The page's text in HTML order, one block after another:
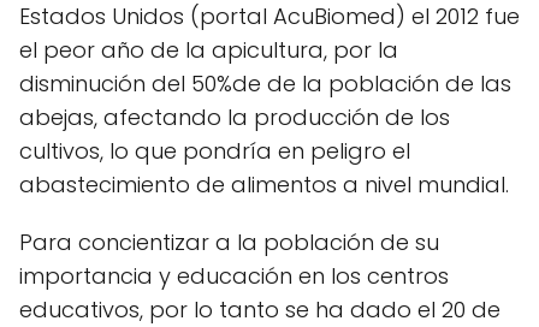
Estados Unidos (portal AcuBiomed) el 2012 fue
el peor año de la apicultura, por la
disminución del 50%de de la población de las
abejas, afectando la producción de los
cultivos, lo que pondría en peligro el
abastecimiento de alimentos a nivel mundial.
Para concientizar a la población de su
importancia y educación en los centros
educativos, por lo tanto se ha dado el 20 de